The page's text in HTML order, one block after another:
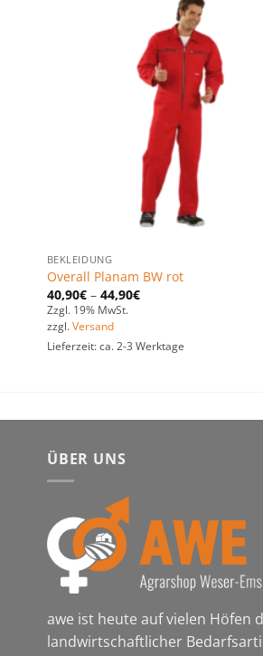
BEKLEIDUNG
Overall Planam BW rot
40,90€– 44,90€
Zzgl. 19% MwSt.
zzgl. Versand
Lieferzeit: ca. 2-3 Werktage
ÜBER UNS
awe ist heute auf vielen Höfen
landwirtschaftlicher